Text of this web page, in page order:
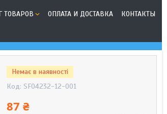
ТОВАРОВ ОПЛАТА И ДОСТАВКА КОНТАКТЫ
Немає в наявності
Код: SF04232-12-001
87 ₴